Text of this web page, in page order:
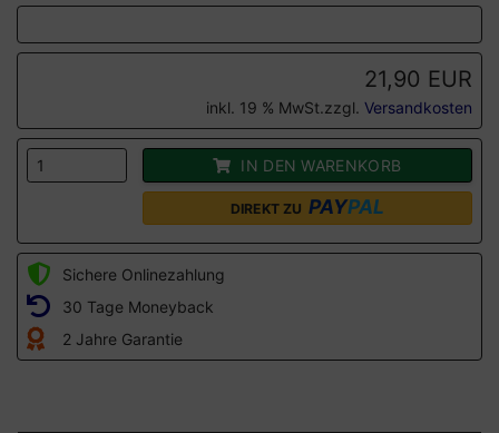
21,90 EUR
inkl. 19 % MwSt.zzgl. Versandkosten
IN DEN WARENKORB
DIREKT ZU PAYPAL
Sichere Onlinezahlung
30 Tage Moneyback
2 Jahre Garantie